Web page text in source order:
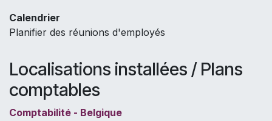
Calendrier
Planifier des réunions d'employés
Localisations installées / Plans
comptables
Comptabilité - Belgique